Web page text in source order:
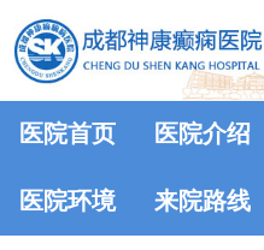
医院首页 医院介绍
医院环境 来院路线